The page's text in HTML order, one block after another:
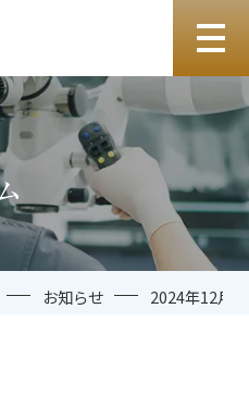
お知らせ 2024年12月